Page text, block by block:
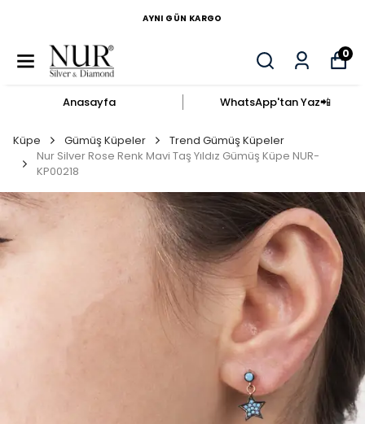
AYNI GÜN KARGO
0
Anasayfa WhatsApp'tan Yaz​📲​
Küpe Gümüş Küpeler
Trend Gümüş Küpeler
Nur Silver Rose Renk Mavi Taş Yıldız Gümüş Küpe NUR-
KP00218